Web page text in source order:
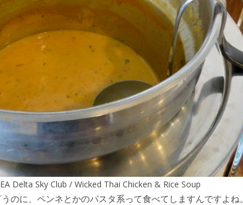
Delta Sky Club / Wicked Thai Chicken & Rice Soup
のに、ペンネとかのパスタ系って食べてしますんですよね。